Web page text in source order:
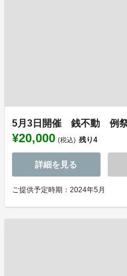
5月3日開催 銭不動 例
¥20,000 (税込) 残り4
詳細を見る
ご提供予定時期：2024年5月